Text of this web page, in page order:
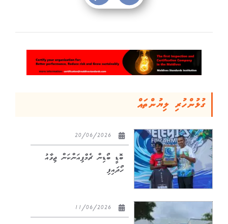
ގުޅުންހުރި ލިޔުންތައް
ބޮޑީ ބޯޑިން ޗެމްޕިއަންކަން ޖިވާއު
ހޯދައިފި